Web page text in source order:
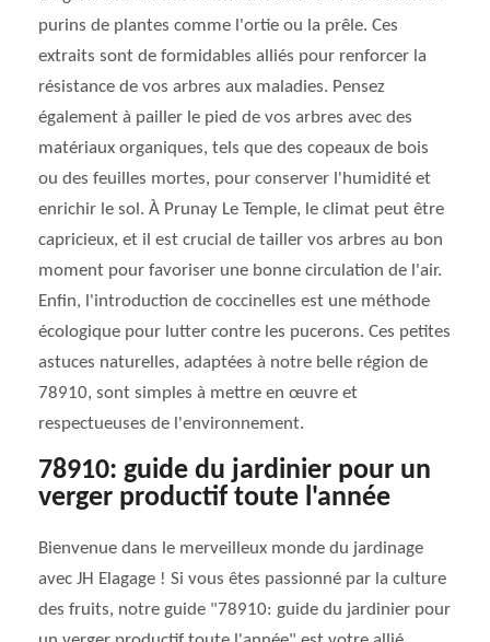
purins de plantes comme l'ortie ou la prêle. Ces
extraits sont de formidables alliés pour renforcer la
résistance de vos arbres aux maladies. Pensez
également à pailler le pied de vos arbres avec des
matériaux organiques, tels que des copeaux de bois
ou des feuilles mortes, pour conserver l'humidité et
enrichir le sol. À Prunay Le Temple, le climat peut être
capricieux, et il est crucial de tailler vos arbres au bon
moment pour favoriser une bonne circulation de l'air.
Enfin, l'introduction de coccinelles est une méthode
écologique pour lutter contre les pucerons. Ces petites
astuces naturelles, adaptées à notre belle région de
78910, sont simples à mettre en œuvre et
respectueuses de l'environnement.
78910: guide du jardinier pour un
verger productif toute l'année
Bienvenue dans le merveilleux monde du jardinage
avec JH Elagage ! Si vous êtes passionné par la culture
des fruits, notre guide "78910: guide du jardinier pour